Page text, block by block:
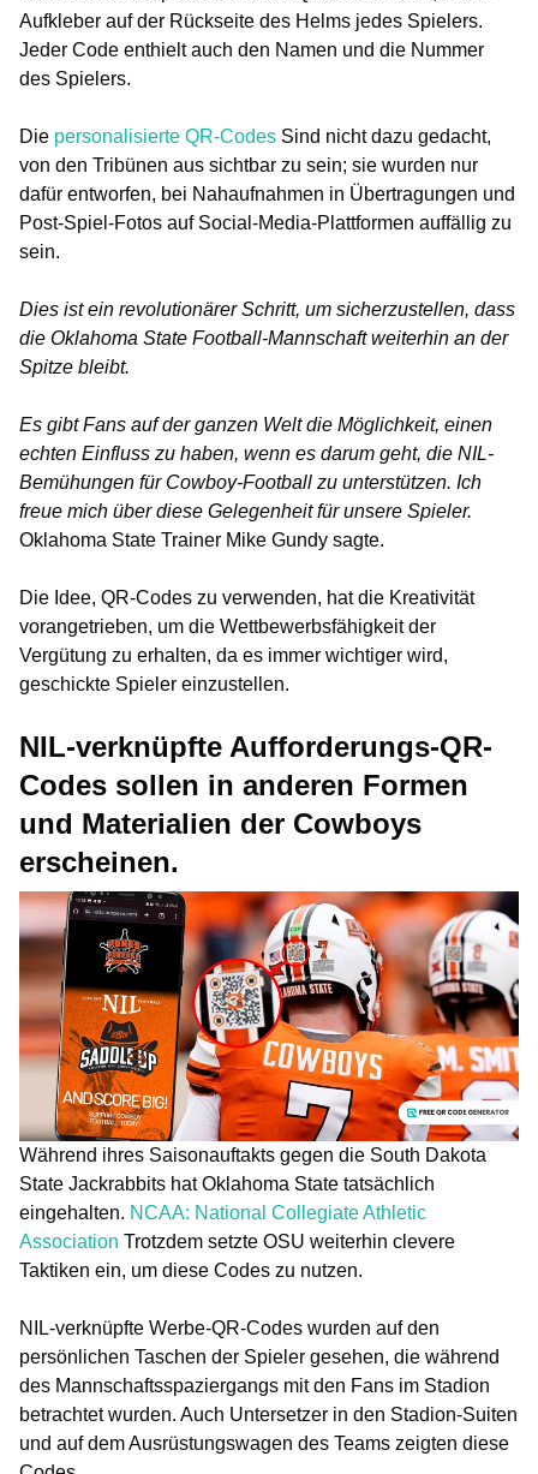
Aufkleber auf der Rückseite des Helms jedes Spielers.
Jeder Code enthielt auch den Namen und die Nummer
des Spielers.
Die personalisierte QR-Codes Sind nicht dazu gedacht,
von den Tribünen aus sichtbar zu sein; sie wurden nur
dafür entworfen, bei Nahaufnahmen in Übertragungen und
Post-Spiel-Fotos auf Social-Media-Plattformen auffällig zu
sein.
Dies ist ein revolutionärer Schritt, um sicherzustellen, dass
die Oklahoma State Football-Mannschaft weiterhin an der
Spitze bleibt.
Es gibt Fans auf der ganzen Welt die Möglichkeit, einen
echten Einfluss zu haben, wenn es darum geht, die NIL-
Bemühungen für Cowboy-Football zu unterstützen. Ich
freue mich über diese Gelegenheit für unsere Spieler.
Oklahoma State Trainer Mike Gundy sagte.
Die Idee, QR-Codes zu verwenden, hat die Kreativität
vorangetrieben, um die Wettbewerbsfähigkeit der
Vergütung zu erhalten, da es immer wichtiger wird,
geschickte Spieler einzustellen.
NIL-verknüpfte Aufforderungs-QR-
Codes sollen in anderen Formen
und Materialien der Cowboys
erscheinen.
Während ihres Saisonauftakts gegen die South Dakota
State Jackrabbits hat Oklahoma State tatsächlich
eingehalten. NCAA: National Collegiate Athletic
Association Trotzdem setzte OSU weiterhin clevere
Taktiken ein, um diese Codes zu nutzen.
NIL-verknüpfte Werbe-QR-Codes wurden auf den
persönlichen Taschen der Spieler gesehen, die während
des Mannschaftsspaziergangs mit den Fans im Stadion
betrachtet wurden. Auch Untersetzer in den Stadion-Suiten
und auf dem Ausrüstungswagen des Teams zeigten diese